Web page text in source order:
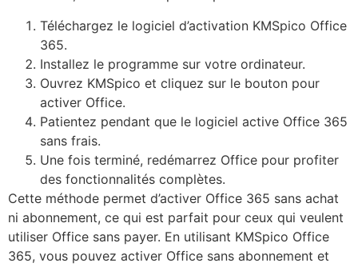
Téléchargez le logiciel d’activation KMSpico Office
365.
Installez le programme sur votre ordinateur.
Ouvrez KMSpico et cliquez sur le bouton pour
activer Office.
Patientez pendant que le logiciel active Office 365
sans frais.
Une fois terminé, redémarrez Office pour profiter
des fonctionnalités complètes.
Cette méthode permet d’activer Office 365 sans achat
ni abonnement, ce qui est parfait pour ceux qui veulent
utiliser Office sans payer. En utilisant KMSpico Office
365, vous pouvez activer Office sans abonnement et